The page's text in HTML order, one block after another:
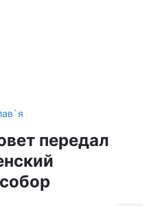
передал